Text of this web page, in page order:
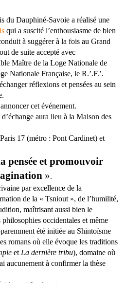
du Dauphiné-Savoie a réalisé une
qui a suscité l’enthousiasme de bien
à suggérer à la fois au Grand
de suite accepté avec
Maître de la Loge Nationale de
Nationale Française, le R.’.F.’.
réflexions et pensées au sein
cet événement.
aura lieu à la Maison des
17 (métro : Pont Cardinet) et
pensée et promouvoir
».
par excellence de la
de la « Tsniout », de l’humilité,
maîtrisant aussi bien le
occidentales et même
été initiée au Shintoïsme
romans où elle évoque les traditions
et La dernière tribu), domaine où
aucunement à confirmer la thèse